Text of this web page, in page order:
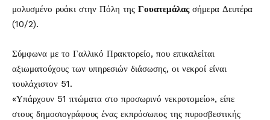
μολυσμένο ρυάκι στην Πόλη της Γουατεμάλαςσήμερα Δευτέρα
(10/2).
Σύμφωνα με το Γαλλικό Πρακτορείο, που επικαλείται
αξιωματούχους των υπηρεσιών διάσωσης, οι νεκροί είναι
τουλάχιστον 51.
«Υπάρχουν 51 πτώματα στο προσωρινό νεκροτομείο», είπε
στους δημοσιογράφους ένας εκπρόσωπος της πυροσβεστικής